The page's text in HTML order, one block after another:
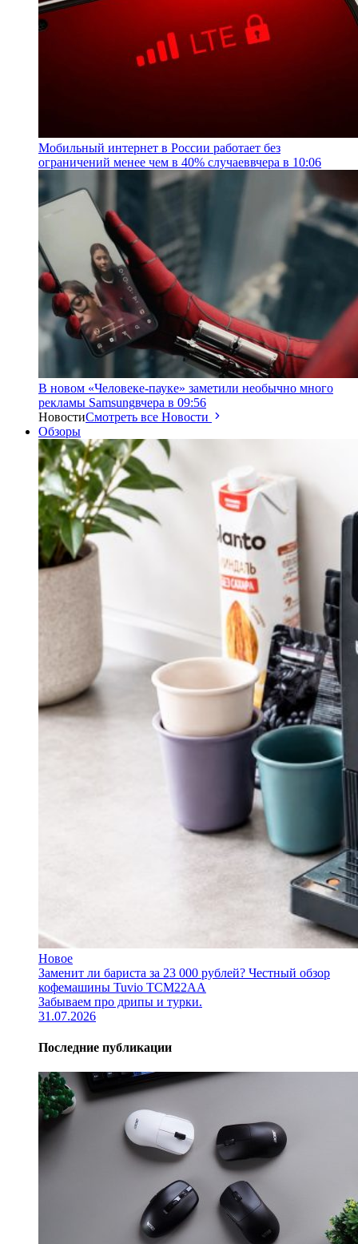
Мобильный интернет в России работает без
ограничений менее чем в 40% случаеввчера в 10:06
В новом «Человеке-пауке» заметили необычно много
рекламы Samsungвчера в 09:56
НовостиСмотреть все Новости
Обзоры
Новое
Заменит ли бариста за 23 000 рублей? Честный обзор
кофемашины Tuvio TCM22AA
Забываем про дрипы и турки.
31.07.2026
Последние публикации